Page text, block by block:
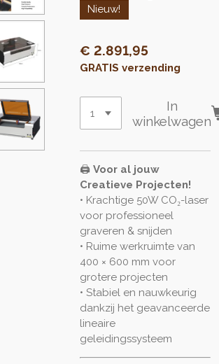
Nieuw!
€ 2.891,95
GRATIS verzending
In
winkelwagen
🖨️ Voor al jouw
Creatieve Projecten!
• Krachtige 50W CO₂-laser
voor professioneel
graveren & snijden
• Ruime werkruimte van
400 × 600 mm voor
grotere projecten
• Stabiel en nauwkeurig
dankzij het geavanceerde
lineaire
geleidingssysteem